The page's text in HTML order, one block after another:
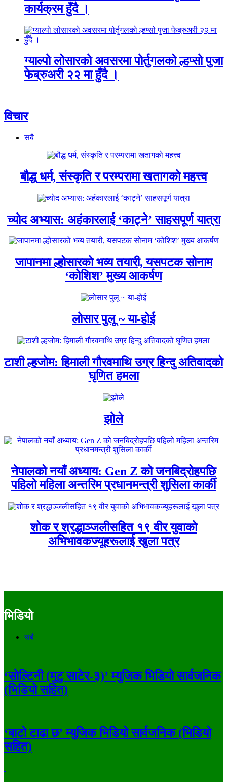
कार्यक्रम हुँदै ।
ग्याल्पो लोसारको अवसरमा पोर्तुगलको ल्हप्सो पुजा
फेब्रुअरी २२ मा हुँदै ।
विचार
सबै
बौद्ध धर्म, संस्कृति र परम्परामा खतागको महत्त्व
च्योद अभ्यास: अहंकारलाई ‘काट्ने’ साहसपूर्ण यात्रा
जापानमा ल्होसारको भव्य तयारी, यसपटक सोनाम
‘कोशिश’ मुख्य आकर्षण
लोसार पुलू ~ या-होई
टाशी ल्हजोम: हिमाली गौरवमाथि उग्र हिन्दु अतिवादको
घृणित हमला
झोले
नेपालको नयाँ अध्याय: Gen Z को जनबिद्रोहपछि
पहिलो महिला अन्तरिम प्रधानमन्त्री शुसिला कार्की
शोक र श्रद्धाञ्जलीसहित १९ वीर युवाको
अभिभावकज्यूहरूलाई खुला पत्र
भिडियो
सबै
‘सोल्टिनी (मुटु साटेर-३)’ म्युजिक भिडियो सार्वजनिक
(भिडियो सहित)
‘बाटो टाढा छ’ म्युजिक भिडियो सार्वजनिक (भिडियो
सहित)